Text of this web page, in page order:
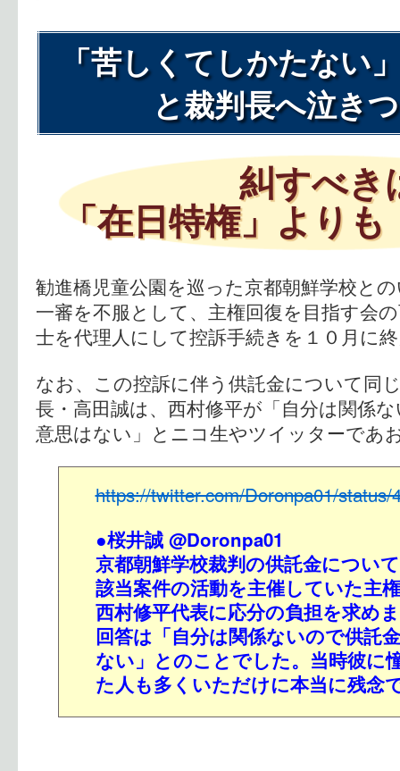
「苦しくてしかたない
と裁判長へ泣き
糾すべき
「在日特権」よりも
勧進橋児童公園を巡った京都朝鮮学校と
一審を不服として、主権回復を目指す会
士を代理人にして控訴手続きを１０月に
なお、この控訴に伴う供託金について同
長・高田誠は、西村修平が「自分は関係
意思はない」とニコ生やツイッターであ
https://twitter.com/Doronpa01/status/
●桜井誠 @Doronpa01
京都朝鮮学校裁判の供託金につい
該当案件の活動を主催していた主
西村修平代表に応分の負担を求め
回答は「自分は関係ないので供託
ない」とのことでした。当時彼に
た人も多くいただけに本当に残念